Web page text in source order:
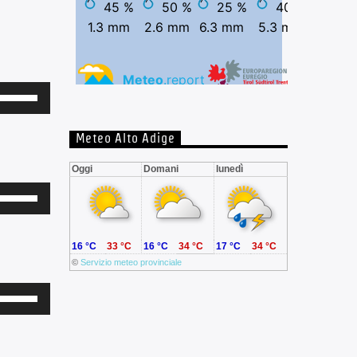
Meteo Alto Adige
Oggi Domani lunedì
© Servizio meteo provinciale
16 °C 33 °C 16 °C 34 °C 17 °C 34 °C